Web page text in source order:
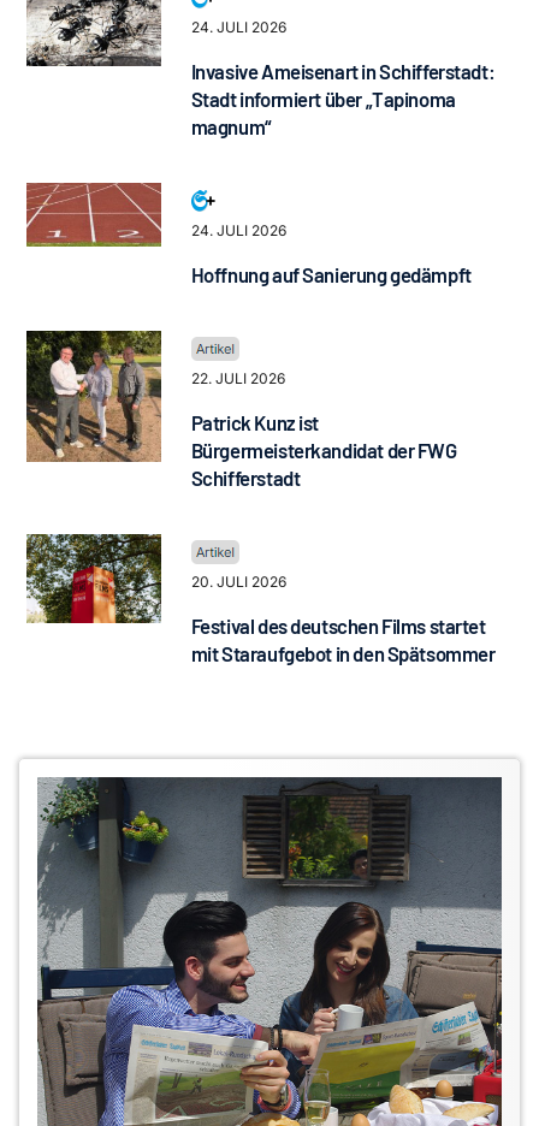
24. JULI 2026
Invasive Ameisenart in Schifferstadt:
Stadt informiert über „Tapinoma
magnum“
24. JULI 2026
Hoffnung auf Sanierung gedämpft
22. JULI 2026
Patrick Kunz ist
Bürgermeisterkandidat der FWG
Schifferstadt
20. JULI 2026
Festival des deutschen Films startet
mit Staraufgebot in den Spätsommer